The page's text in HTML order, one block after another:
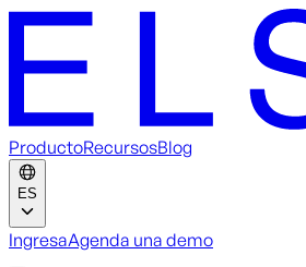
ProductoRecursosBlog
ES
IngresaAgenda una demo